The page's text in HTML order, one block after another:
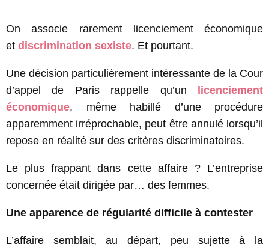
On associe rarement licenciement économique
et discrimination sexiste. Et pourtant.
Une décision particulièrement intéressante de la Cour
d’appel de Paris rappelle qu’un licenciement
économique, même habillé d’une procédure
apparemment irréprochable, peut être annulé lorsqu’il
repose en réalité sur des critères discriminatoires.
Le plus frappant dans cette affaire ? L’entreprise
concernée était dirigée par… des femmes.
Une apparence de régularité difficile à contester
L’affaire semblait, au départ, peu sujette à la